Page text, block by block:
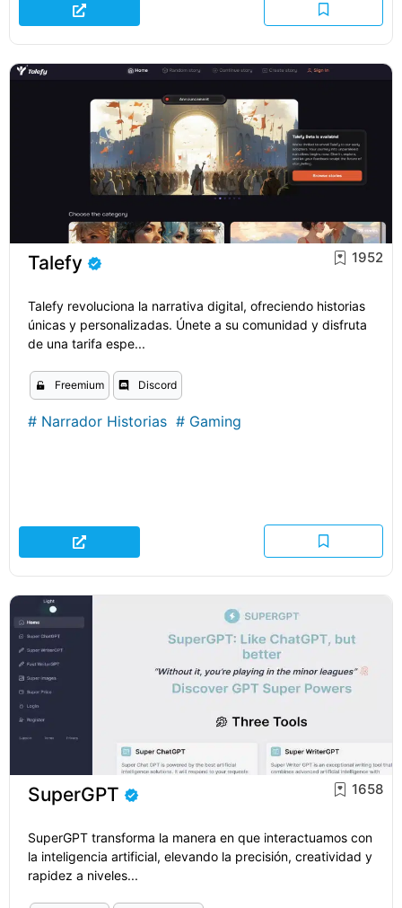
Talefy 1952
Talefy revoluciona la narrativa digital, ofreciendo historias
únicas y personalizadas. Únete a su comunidad y disfruta
de una tarifa espe...
Freemium Discord
# Narrador Historias # Gaming
SuperGPT 1658
SuperGPT transforma la manera en que interactuamos con
la inteligencia artificial, elevando la precisión, creatividad y
rapidez a niveles...